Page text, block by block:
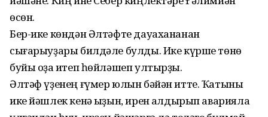
өсөн.
Бер-ике көндән Әлтәфте дауахананан
сығарыуҙары билдәле булды. Ике күрше төнө
буйы оҙаҡ итеп һөйләшеп ултырҙы.
Әлтәф үҙенең ғүмер юлын бәйән итте. Ҡатыны
ике йәшлек кенә ҡыҙын, ирен ҡалдырып аварияла